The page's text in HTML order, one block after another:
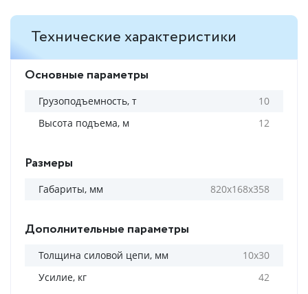
Технические характеристики
Основные параметры
Грузоподъемность, т
10
Высота подъема, м
12
Размеры
Габариты, мм 820х168х358
Дополнительные параметры
Толщина силовой цепи, мм
10х30
Усилие, кг
42